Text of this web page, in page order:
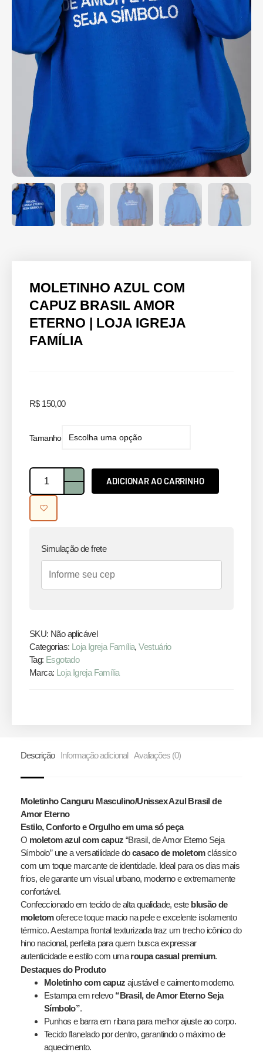
MOLETINHO AZUL COM
CAPUZ BRASIL AMOR
ETERNO | LOJA IGREJA
FAMÍLIA
R$150,00
Tamanho
ADICIONAR AO CARRINHO
Simulação de frete
SKU: Não aplicável
Categorias: Loja Igreja Família,Vestuário
Tag: Esgotado
Marca: Loja Igreja Família
Descrição Informação adicional Avaliações (0)
Moletinho Canguru Masculino/Unissex Azul Brasil de
Amor Eterno
Estilo, Conforto e Orgulho em uma só peça
O moletom azul com capuz “Brasil, de Amor Eterno Seja
Símbolo” une a versatilidade docasaco de moletomclássico
com um toque marcante de identidade. Ideal para os dias mais
frios, ele garante um visual urbano, moderno e extremamente
confortável.
Confeccionado em tecido de alta qualidade, este blusão de
moletomoferece toque macio na pele e excelente isolamento
térmico. A estampa frontal texturizada traz um trecho icônico do
hino nacional, perfeita para quem busca expressar
autenticidade e estilo com umaroupa casual premium.
Destaques do Produto
Moletinho com capuz ajustável e caimento moderno.
Estampa em relevo “Brasil, de Amor Eterno Seja
Símbolo”.
Punhos e barra em ribana para melhor ajuste ao corpo.
Tecido flanelado por dentro, garantindo o máximo de
aquecimento.